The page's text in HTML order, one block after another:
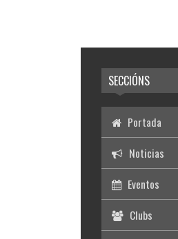
SECCIÓNS
Portada
Noticias
Eventos
Clubs